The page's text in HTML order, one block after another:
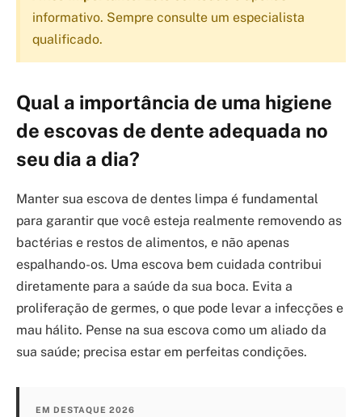
informativo. Sempre consulte um especialista
qualificado.
Qual a importância de uma higiene
de escovas de dente adequada no
seu dia a dia?
Manter sua escova de dentes limpa é fundamental
para garantir que você esteja realmente removendo as
bactérias e restos de alimentos, e não apenas
espalhando-os. Uma escova bem cuidada contribui
diretamente para a saúde da sua boca. Evita a
proliferação de germes, o que pode levar a infecções e
mau hálito. Pense na sua escova como um aliado da
sua saúde; precisa estar em perfeitas condições.
EM DESTAQUE 2026